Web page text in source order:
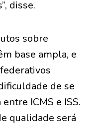
disse.
sobre
base ampla, e
de se
ICMS e ISS.
qualidade será